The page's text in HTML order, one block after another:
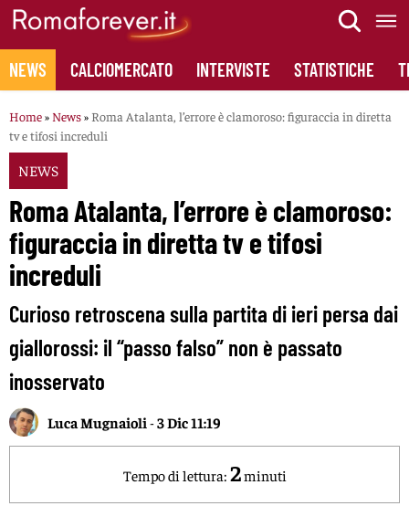
Skip
content
NEWS CALCIOMERCATO INTERVISTE STATISTICHE
Home» News» Roma Atalanta, l’errore è clamoroso: figuraccia in diretta
tv e tifosi increduli
NEWS
Roma Atalanta, l’errore è clamoroso:
figuraccia in diretta tv e tifosi
increduli
Curioso retroscena sulla partita di ieri persa dai
giallorossi: il “passo falso” non è passato
inosservato
Luca Mugnaioli -3 Dic 11:19
Tempo di lettura: 2minuti